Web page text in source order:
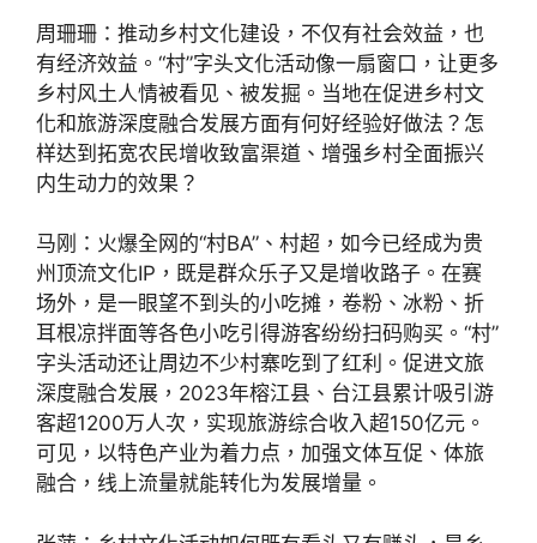
周珊珊：推动乡村文化建设，不仅有社会效益，也
有经济效益。“村”字头文化活动像一扇窗口，让更多
乡村风土人情被看见、被发掘。当地在促进乡村文
化和旅游深度融合发展方面有何好经验好做法？怎
样达到拓宽农民增收致富渠道、增强乡村全面振兴
内生动力的效果？
马刚：火爆全网的“村BA”、村超，如今已经成为贵
州顶流文化IP，既是群众乐子又是增收路子。在赛
场外，是一眼望不到头的小吃摊，卷粉、冰粉、折
耳根凉拌面等各色小吃引得游客纷纷扫码购买。“村”
字头活动还让周边不少村寨吃到了红利。促进文旅
深度融合发展，2023年榕江县、台江县累计吸引游
客超1200万人次，实现旅游综合收入超150亿元。
可见，以特色产业为着力点，加强文体互促、体旅
融合，线上流量就能转化为发展增量。